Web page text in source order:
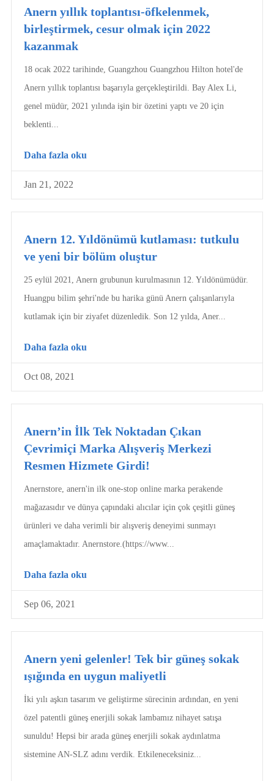
Anern yıllık toplantısı-öfkelenmek,
birleştirmek, cesur olmak için 2022
kazanmak
18 ocak 2022 tarihinde, Guangzhou Guangzhou Hilton hotel'de
Anern yıllık toplantısı başarıyla gerçekleştirildi. Bay Alex Li,
genel müdür, 2021 yılında işin bir özetini yaptı ve 20 için
beklenti...
Daha fazla oku
Jan 21, 2022
Anern 12. Yıldönümü kutlaması: tutkulu
ve yeni bir bölüm oluştur
25 eylül 2021, Anern grubunun kurulmasının 12. Yıldönümüdür.
Huangpu bilim şehri'nde bu harika günü Anern çalışanlarıyla
kutlamak için bir ziyafet düzenledik. Son 12 yılda, Aner...
Daha fazla oku
Oct 08, 2021
Anern’in İlk Tek Noktadan Çıkan
Çevrimiçi Marka Alışveriş Merkezi
Resmen Hizmete Girdi!
Anernstore, anern'in ilk one-stop online marka perakende
mağazasıdır ve dünya çapındaki alıcılar için çok çeşitli güneş
ürünleri ve daha verimli bir alışveriş deneyimi sunmayı
amaçlamaktadır. Anernstore.(https://www...
Daha fazla oku
Sep 06, 2021
Anern yeni gelenler! Tek bir güneş sokak
ışığında en uygun maliyetli
İki yılı aşkın tasarım ve geliştirme sürecinin ardından, en yeni
özel patentli güneş enerjili sokak lambamız nihayet satışa
sunuldu! Hepsi bir arada güneş enerjili sokak aydınlatma
sistemine AN-SLZ adını verdik. Etkileneceksiniz...